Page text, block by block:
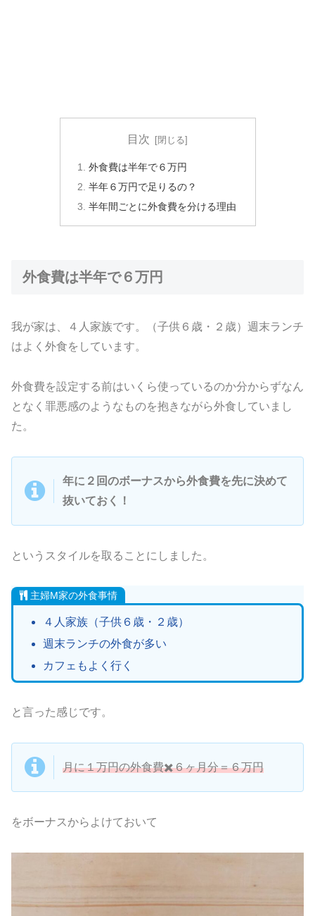
目次
外食費は半年で６万円
半年６万円で足りるの？
半年間ごとに外食費を分ける理由
外食費は半年で６万円
我が家は、４人家族です。（子供６歳・２歳）週末ランチ
はよく外食をしています。
外食費を設定する前はいくら使っているのか分からずなん
となく罪悪感のようなものを抱きながら外食していまし
た。
年に２回のボーナスから外食費を先に決めて
抜いておく！
というスタイルを取ることにしました。
主婦M家の外食事情
４人家族（子供６歳・２歳）
週末ランチの外食が多い
カフェもよく行く
と言った感じです。
月に１万円の外食費✖️６ヶ月分＝６万円
をボーナスからよけておいて